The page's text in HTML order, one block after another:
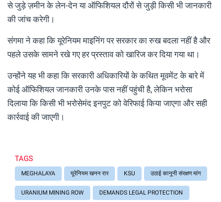
से जुड़े ज़मीन के लेन-देन या ऑफिशियल दौरों से जुड़ी किसी भी जानकारी
की जांच करेगी।
संगमा ने कहा कि यूरेनियम माइनिंग पर सरकार का रुख बदला नहीं है और
पहले उसके सामने रखे गए हर प्रस्ताव को खारिज कर दिया गया था।
उन्होंने यह भी कहा कि सरकारी अधिकारियों के कथित मूवमेंट के बारे में
कोई ऑफिशियल जानकारी उनके पास नहीं पहुंची है, लेकिन भरोसा
दिलाया कि किसी भी भरोसेमंद इनपुट को वेरिफाई किया जाएगा और सही
कार्रवाई की जाएगी।
TAGS
MEGHALAYA यूरेनियम खनन रार KSU उठाई कानूनी संरक्षण मांग
URANIUM MINING ROW DEMANDS LEGAL PROTECTION